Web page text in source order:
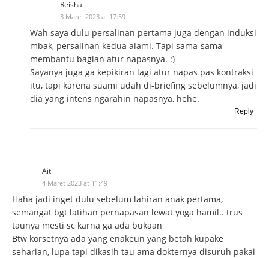
Reisha
3 Maret 2023 at 17:59
Wah saya dulu persalinan pertama juga dengan induksi
mbak, persalinan kedua alami. Tapi sama-sama
membantu bagian atur napasnya. :)
Sayanya juga ga kepikiran lagi atur napas pas kontraksi
itu, tapi karena suami udah di-briefing sebelumnya, jadi
dia yang intens ngarahin napasnya, hehe.
Reply
Aiti
4 Maret 2023 at 11:49
Haha jadi inget dulu sebelum lahiran anak pertama,
semangat bgt latihan pernapasan lewat yoga hamil.. trus
taunya mesti sc karna ga ada bukaan
Btw korsetnya ada yang enakeun yang betah kupake
seharian, lupa tapi dikasih tau ama dokternya disuruh pakai